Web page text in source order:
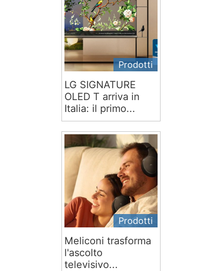
Prodotti
LG SIGNATURE
OLED T arriva in
Italia: il primo...
Prodotti
Meliconi trasforma
l'ascolto
televisivo...